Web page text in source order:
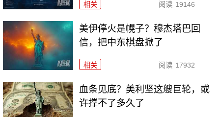
相关 阅读 19146
美伊停火是幌子？穆杰塔巴回
信，把中东棋盘掀了
相关 阅读 17932
血条见底？美利坚这艘巨轮，或
许撑不了多久了